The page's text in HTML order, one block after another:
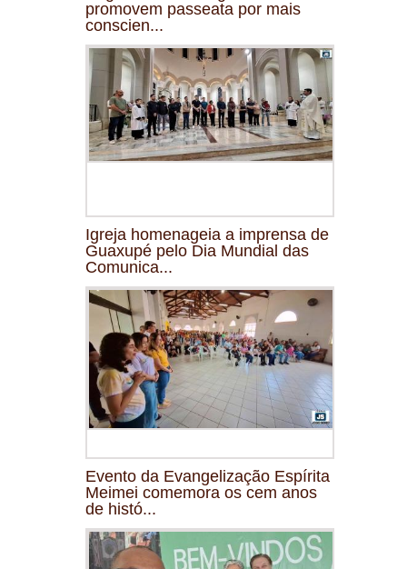
promovem passeata por mais
conscien...
Igreja homenageia a imprensa de
Guaxupé pelo Dia Mundial das
Comunica...
Evento da Evangelização Espírita
Meimei comemora os cem anos
de histó...